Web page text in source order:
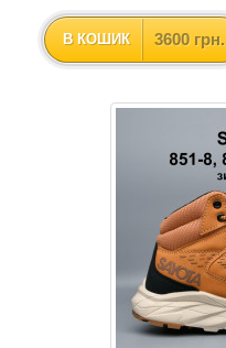
В КОШИК 3600 грн.